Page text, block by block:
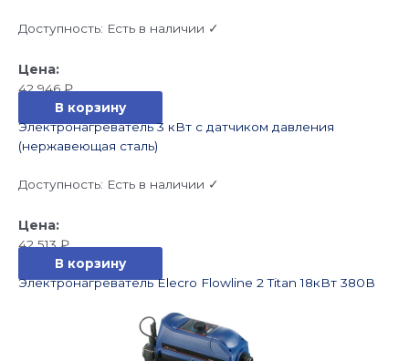
Доступность: Есть в наличии ✓
42 946₽
В корзину
Электронагреватель 3 кВт с датчиком давления
(нержавеющая сталь)
Доступность: Есть в наличии ✓
42 513₽
В корзину
Электронагреватель Elecro Flowline 2 Titan 18кВт 380В